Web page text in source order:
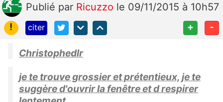
Publié par Ricuzzo le 09/11/2015 à 10h57
!
citer + -
Christophedlr
je te trouve grossier et prétentieux, je te
suggère d'ouvrir la fenêtre et d respirer